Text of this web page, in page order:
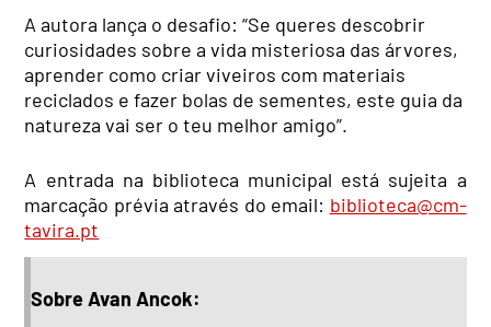
A autora lança o desafio: “Se queres descobrir
curiosidades sobre a vida misteriosa das árvores,
aprender como criar viveiros com materiais
reciclados e fazer bolas de sementes, este guia da
natureza vai ser o teu melhor amigo”.
A entrada na biblioteca municipal está sujeita a
marcação prévia através do email: biblioteca@cm-
tavira.pt
Sobre Avan Ancok: